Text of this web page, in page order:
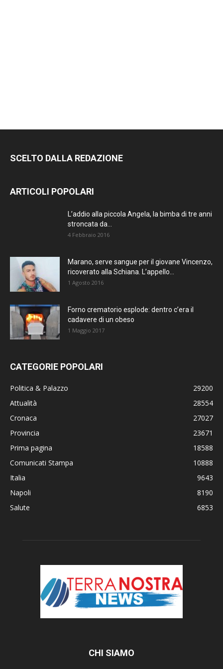
SCELTO DALLA REDAZIONE
ARTICOLI POPOLARI
L’addio alla piccola Angela, la bimba di tre anni
stroncata da...
4 Febbraio 2016
Marano, serve sangue per il giovane Vincenzo,
ricoverato alla Schiana. L’appello...
1 Agosto 2016
Forno crematorio esplode: dentro c’era il
cadavere di un obeso
1 Maggio 2017
CATEGORIE POPOLARI
Politica & Palazzo
29200
Attualità
28554
Cronaca
27027
Provincia
23671
Prima pagina
18588
Comunicati Stampa
10888
Italia
9643
Napoli
8190
Salute
6853
CHI SIAMO